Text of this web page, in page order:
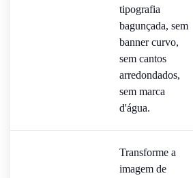
tipografia
bagunçada, sem
banner curvo,
sem cantos
arredondados,
sem marca
d'água.
Transforme a
imagem de